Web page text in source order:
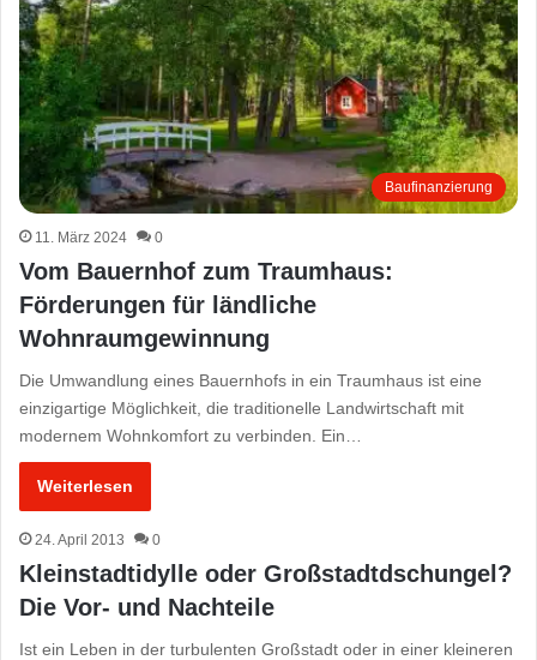
Baufinanzierung
11. März 2024 0
Vom Bauernhof zum Traumhaus:
Förderungen für ländliche
Wohnraumgewinnung
Die Umwandlung eines Bauernhofs in ein Traumhaus ist eine
einzigartige Möglichkeit, die traditionelle Landwirtschaft mit
modernem Wohnkomfort zu verbinden. Ein…
Weiterlesen
24. April 2013 0
Kleinstadtidylle oder Großstadtdschungel?
Die Vor- und Nachteile
Ist ein Leben in der turbulenten Großstadt oder in einer kleineren